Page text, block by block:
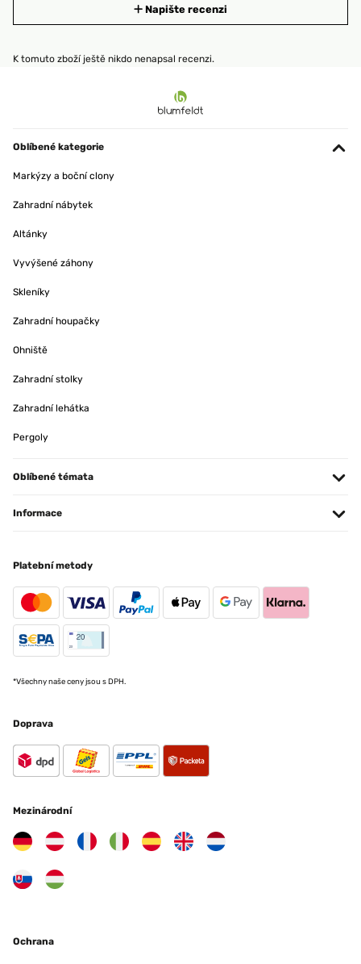
Napište recenzi
K tomuto zboží ještě nikdo nenapsal recenzi.
Oblíbené kategorie
Markýzy a boční clony
Zahradní nábytek
Altánky
Vyvýšené záhony
Skleníky
Zahradní houpačky
Ohniště
Zahradní stolky
Zahradní lehátka
Pergoly
Oblíbené témata
Informace
Platební metody
*Všechny naše ceny jsou s DPH.
Doprava
Mezinárodní
Ochrana